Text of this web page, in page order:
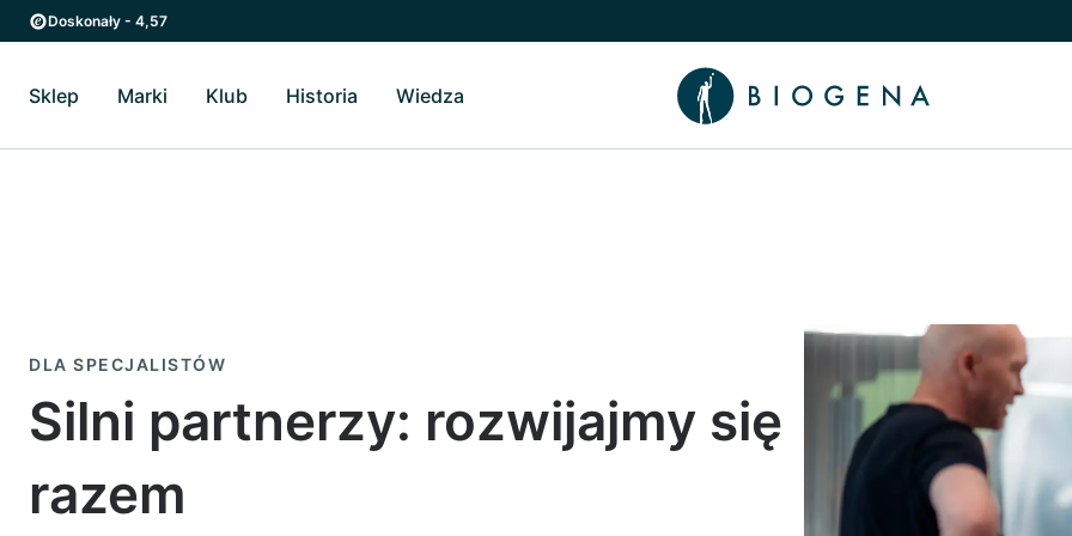
Przejdź do strony głównej
Przejdź do głównego menu
Doskonały - 4,57
Sklep Przełącz Sklep podmenu
Marki Przełącz Marki podmenu
Klub Historia Przełącz Historia podmenu
Wiedza
DLA SPECJALISTÓW
Silni partnerzy: rozwijajmy się
razem